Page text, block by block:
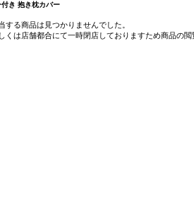
付き 抱き枕カバー
する商品は見つかりませんでした。
くは店舗都合にて一時閉店しておりますため商品の